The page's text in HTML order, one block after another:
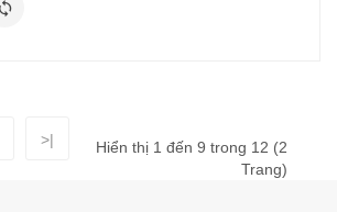
>|
Hiển thị 1 đến 9 trong 12 (2
Trang)